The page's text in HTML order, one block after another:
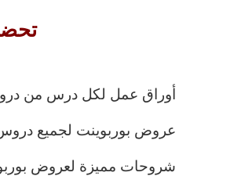
أوراق عمل لكل درس من
عروض بوربوينت لجميع دروس
شروحات مميزة لعروض